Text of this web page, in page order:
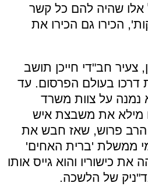
אלו שהיה להם כל קשר
הכירו גם הכירו את
צעיר חב"די חייכן תושב
דרכו בעולם הפרסום. עד
נמנה על צוות משרד
מילא את משבצת איש
פרוש, שאז חבש את
ממשלת 'ברית האחים'
את כישוריו והוא גייס אותו
של הלשכה.